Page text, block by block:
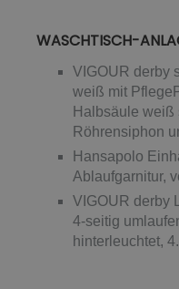
WASCHTISCH-
VIGOUR derby
weiß mit
Halbsäule weiß
Röhrensiphon
Hansapolo
Ablaufgarnitur,
VIGOUR derby
4-seitig
hinterleuchtet,